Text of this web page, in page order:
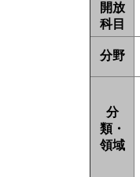
開放
科目
分野
分
類・
領域